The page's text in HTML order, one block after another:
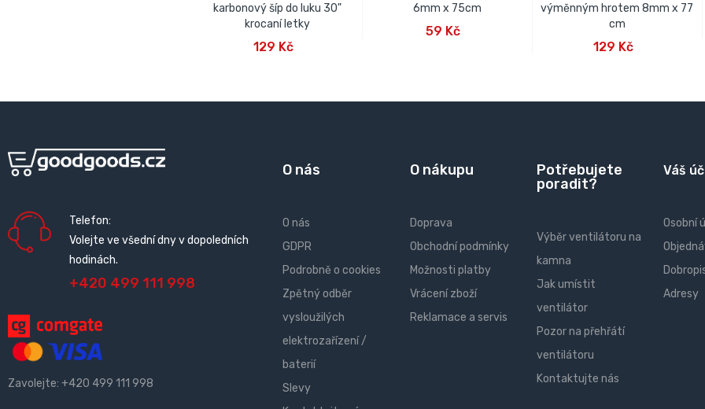
karbonový šíp do luku 30"
krocaní letky
129 Kč
6mm x 75cm
59 Kč
výměnným hrotem 8mm x 77
cm
129 Kč
Telefon:
Volejte ve všední dny v dopoledních
hodinách.
+420 499 111 998
Zavolejte: +420 499 111 998
O nás
O nás
GDPR
Podrobně o cookies
Zpětný odběr
vysloužilých
elektrozařízení /
baterií
Slevy
O nákupu
Doprava
Obchodní podmínky
Možnosti platby
Vrácení zboží
Reklamace a servis
Potřebujete
poradit?
Výběr ventilátoru na
kamna
Jak umístit
ventilátor
Pozor na přehřátí
ventilátoru
Kontaktujte nás
Váš
Osobní
Adresy